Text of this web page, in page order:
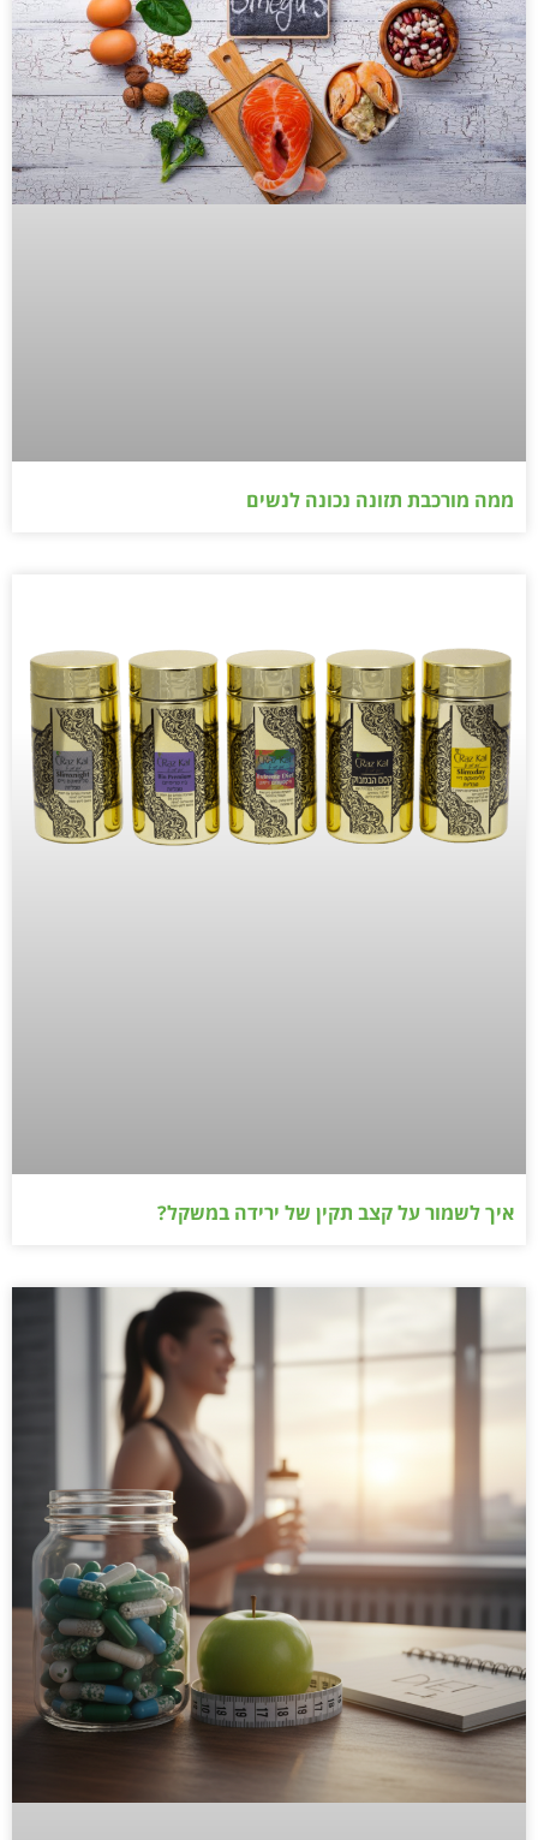
ממה מורכבת תזונה נכונה לנשים
איך לשמור על קצב תקין של ירידה במשקל?